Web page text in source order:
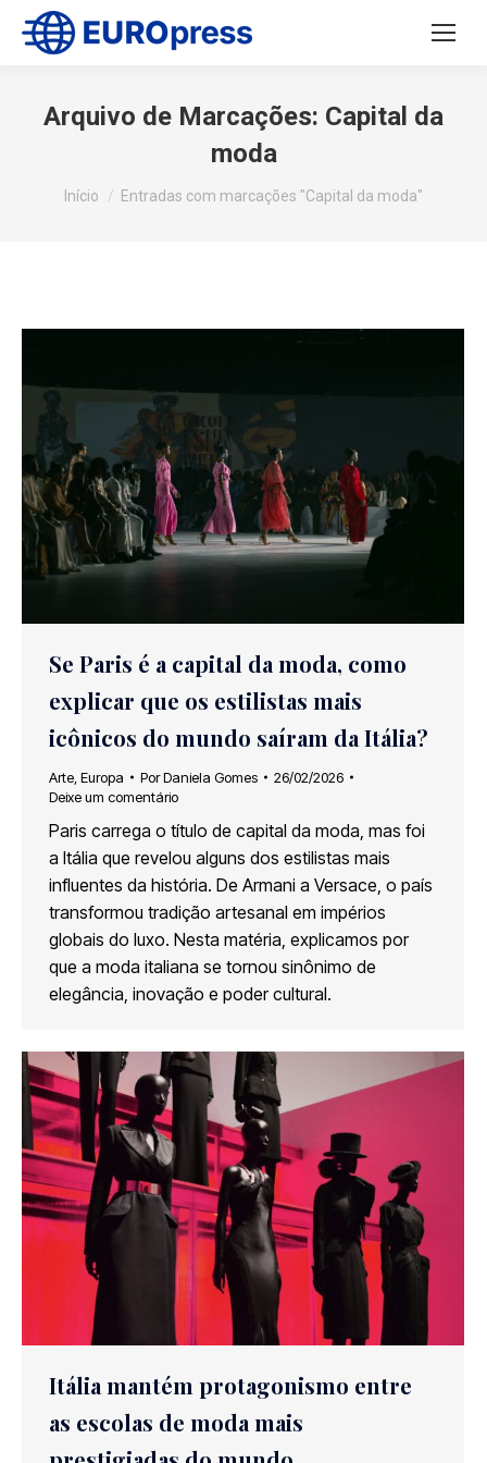
Arquivo de Marcações: Capital da
moda
Você está aqui:
Início Entradas com marcações "Capital da moda"
Se Paris é a capital da moda, como
explicar que os estilistas mais
icônicos do mundo saíram da Itália?
Arte Europa PorDaniela Gomes
26/02/2026
Deixe um comentário
Paris carrega o título de capital da moda, mas foi
a Itália que revelou alguns dos estilistas mais
influentes da história. De Armani a Versace, o país
transformou tradição artesanal em impérios
globais do luxo. Nesta matéria, explicamos por
que a moda italiana se tornou sinônimo de
elegância, inovação e poder cultural.
Itália mantém protagonismo entre
as escolas de moda mais